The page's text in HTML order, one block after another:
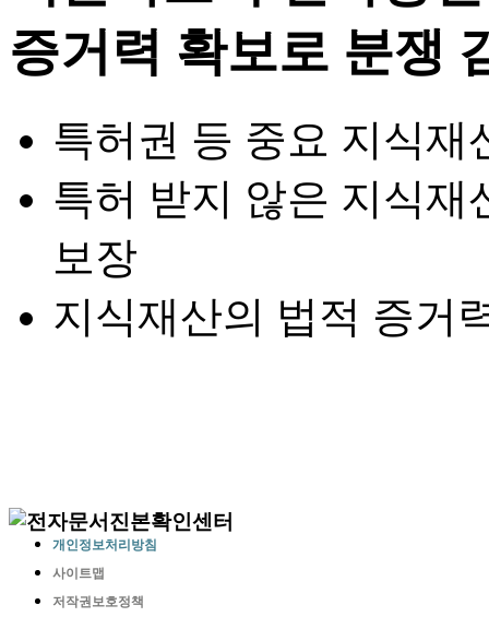
특허권 등 중요 지식재
특허 받지 않은 지식재
보장
지식재산의 법적 증거
개인정보처리방침
사이트맵
저작권보호정책